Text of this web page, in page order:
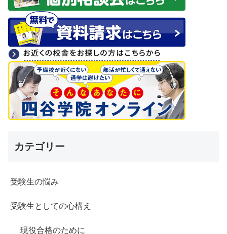
カテゴリー
受験生の悩み
受験生としての心構え
現役合格のために